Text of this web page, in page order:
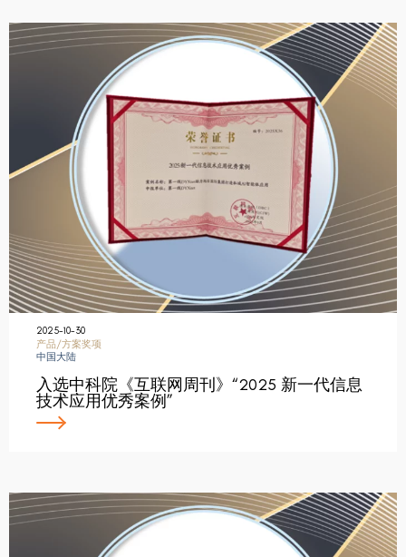
2025-10-30
产品/方案奖项
中国大陆
入选中科院《互联网周刊》“2025 新一代信息
技术应用优秀案例”